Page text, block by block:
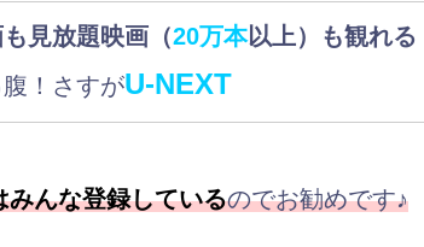
見放題映画（20万本以上）も観れる
！さすがU-NEXT
みんな登録しているのでお勧めです♪